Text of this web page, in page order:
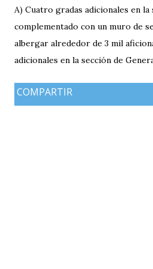
A) Cuatro gradas adicionales en
complementado con un muro de
albergar alrededor de 3 mil
adicionales en la sección de
El área de la General Sur con
COMPARTIR